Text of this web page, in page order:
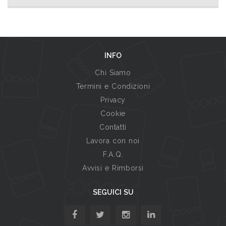
INFO
Chi Siamo
Termini e Condizioni
Privacy
Cookie
Contatti
Lavora con noi
F.A.Q.
Avvisi e Rimborsi
SEGUICI SU